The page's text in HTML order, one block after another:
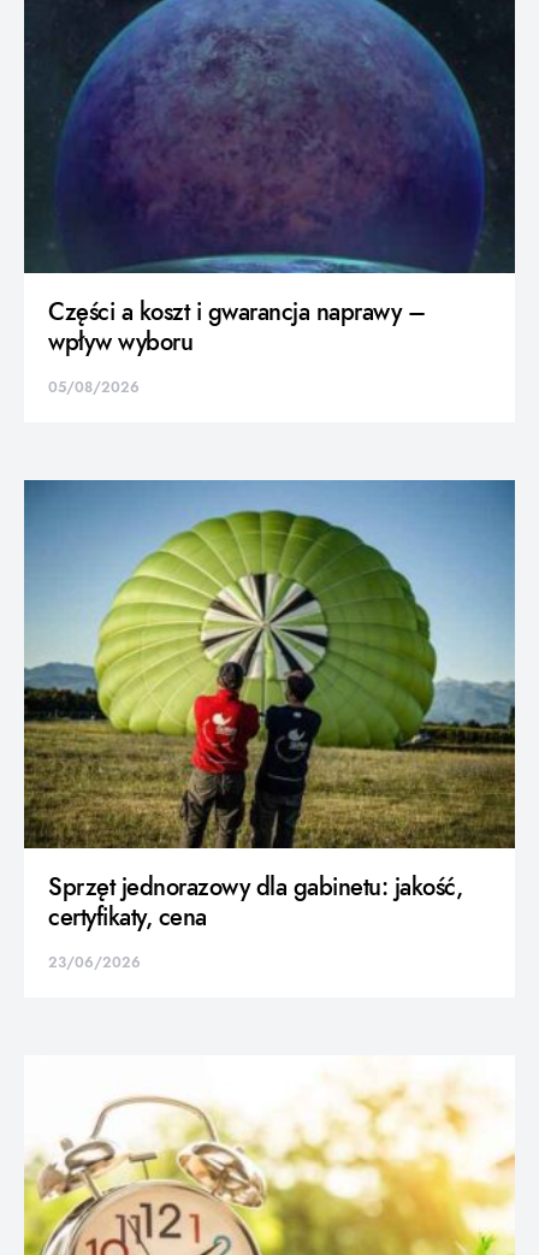
Części a koszt i gwarancja naprawy –
wpływ wyboru
05/08/2026
Sprzęt jednorazowy dla gabinetu: jakość,
certyfikaty, cena
23/06/2026